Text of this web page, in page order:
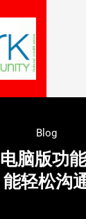
Blog
脑版功
能轻松沟